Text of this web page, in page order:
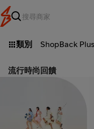
類別 ShopBack Plus
流行時尚回饋